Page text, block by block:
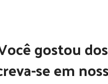
gostou
se em